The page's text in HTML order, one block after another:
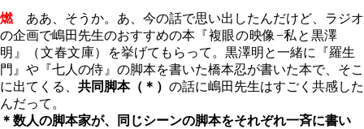
燃ああ、そうか。あ、今の話で思い出したんだけど、ラジオ
の企画で嶋田先生のおすすめの本 『複眼の映像−私と黒澤
明』（文春文庫）
を挙げてもらって。黒澤明と一緒に『羅生
門』や『七人の侍』の脚本を書いた橋本忍が書いた本で、そこ
に出てくる、 共同脚本（＊） の話に嶋田先生はすごく共感した
んだって。
＊数人の脚本家が、同じシーンの脚本をそれぞれ一斉に書い